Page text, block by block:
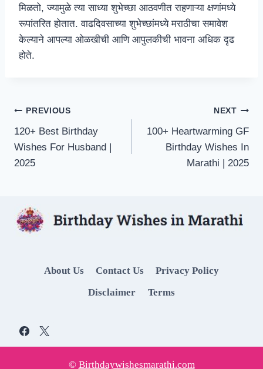
मिळतो, ज्यामुळे त्या साध्या शुभेच्छा आठवणीत राहणाऱ्या क्षणांमध्ये
रूपांतरित होतात. वाढदिवसाच्या शुभेच्छांमध्ये मराठीचा समावेश
केल्याने आपल्या ओळखीची आणि आपुलकीची भावना अधिक दृढ
होते.
Post
navigation
PREVIOUS
120+ Best Birthday
Wishes For Husband |
2025
NEXT
100+ Heartwarming GF
Birthday Wishes In
Marathi | 2025
About Us Contact Us
Privacy Policy
Disclaimer
Terms
© Birthdaywishesmarathi.com